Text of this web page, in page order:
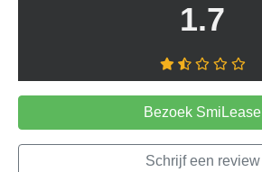
1.7
Bezoek SmiLease
Schrijf een review